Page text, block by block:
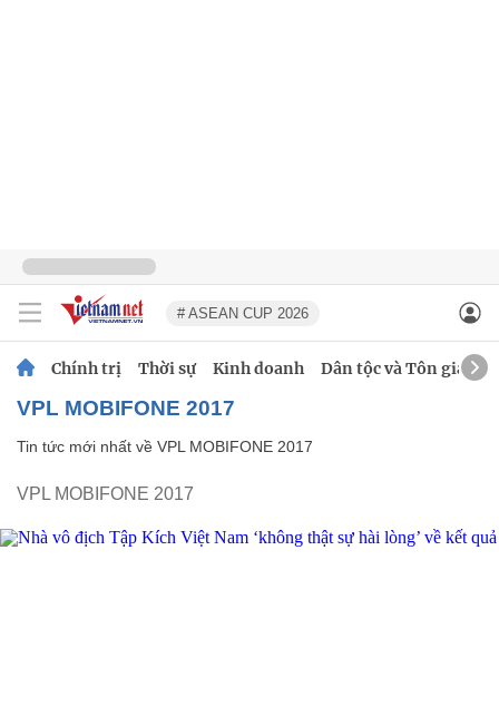
# ASEAN CUP 2026
Chính trị Thời sự Kinh doanh Dân tộc và Tôn giáo
VPL MOBIFONE 2017
Tin tức mới nhất về VPL MOBIFONE 2017
VPL MOBIFONE 2017